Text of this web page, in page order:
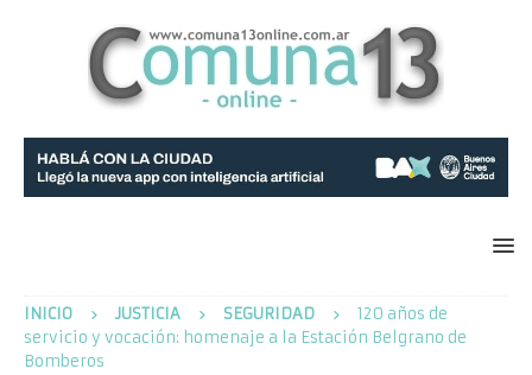
INICIO JUSTICIA SEGURIDAD
120 años de
servicio y vocación: homenaje a la Estación Belgrano de
Bomberos